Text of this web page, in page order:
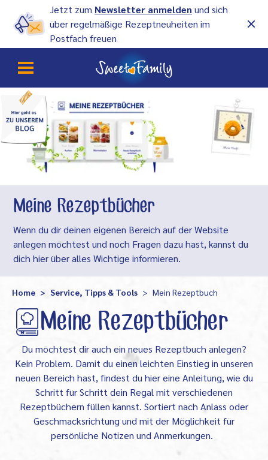
Jetzt zum Newsletter anmelden und sich
über regelmäßige Rezeptneuheiten im
Postfach freuen
Meine Rezeptbücher
Wenn du dir deinen eigenen Bereich auf der Website
anlegen möchtest und noch Fragen dazu hast, kannst du
dich hier über alles Wichtige informieren.
Home Service, Tipps & Tools Mein Rezeptbuch
Meine Rezeptbücher
Du möchtest dir auch ein neues Rezeptbuch anlegen?
Kein Problem. Damit du einen leichten Einstieg in unseren
neuen Bereich hast, findest du hier eine Anleitung, wie du
Schritt für Schritt dein Regal mit verschiedenen
Rezeptbüchern füllen kannst. Sortiert nach Anlass oder
Geschmacksrichtung und mit der Möglichkeit für
persönliche Notizen und Anmerkungen.